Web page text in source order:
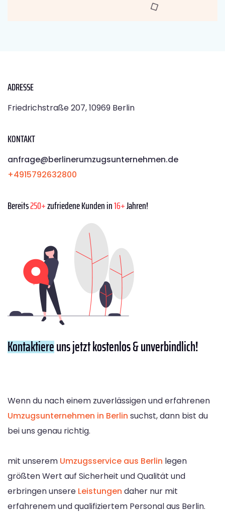
ADRESSE
Friedrichstraße 207, 10969 Berlin
KONTAKT
anfrage@berlinerumzugsunternehmen.de
+4915792632800
Bereits250+zufriedene Kunden in16+Jahren!
Kontaktiereuns jetzt kostenlos & unverbindlich!
Wenn du nach einem zuverlässigen und erfahrenen
Umzugsunternehmen in Berlin suchst, dann bist du
bei uns genau richtig.
mit unserem Umzugsservice aus Berlin legen
größten Wert auf Sicherheit und Qualität und
erbringen unsere Leistungen daher nur mit
erfahrenem und qualifiziertem Personal aus Berlin.